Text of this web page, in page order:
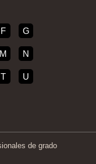
F G
M N
T U
de grado